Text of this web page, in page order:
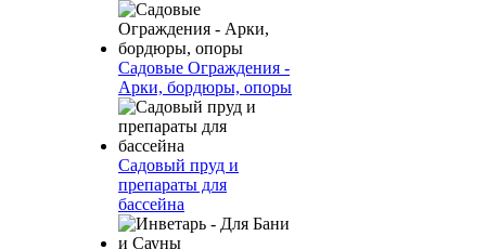
Садовые Ограждения -
Арки, бордюры, опоры
Садовый пруд и
препараты для
бассейна